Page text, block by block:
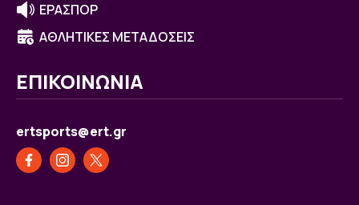
ΕΡΑΣΠΟΡ
ΑΘΛΗΤΙΚΕΣ ΜΕΤΑΔΟΣΕΙΣ
ΕΠΙΚΟΙΝΩΝΙΑ
ertsports@ert.gr